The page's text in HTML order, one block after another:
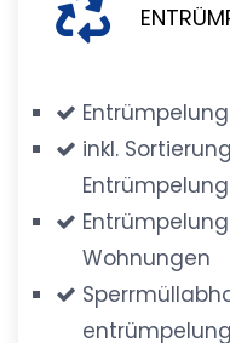
inkl.
Entrümpelung
Wohnungen
entrümpelung